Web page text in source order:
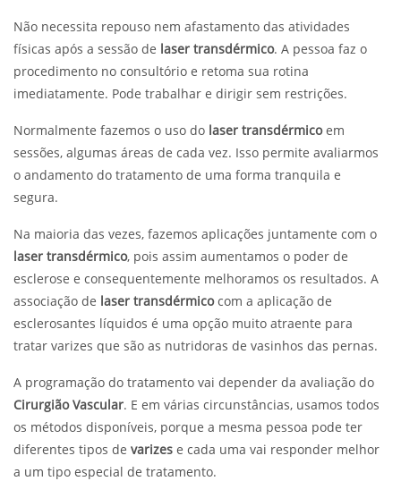
Não necessita repouso nem afastamento das atividades
físicas após a sessão de laser transdérmico. A pessoa faz o
procedimento no consultório e retoma sua rotina
imediatamente. Pode trabalhar e dirigir sem restrições.
Normalmente fazemos o uso do laser transdérmicoem
sessões, algumas áreas de cada vez. Isso permite avaliarmos
o andamento do tratamento de uma forma tranquila e
segura.
Na maioria das vezes, fazemos aplicações juntamente com o
laser transdérmico, pois assim aumentamos o poder de
esclerose e consequentemente melhoramos os resultados. A
associação de laser transdérmicocom a aplicação de
esclerosantes líquidos é uma opção muito atraente para
tratar varizes que são as nutridoras de vasinhos das pernas.
A programação do tratamento vai depender da avaliação do
Cirurgião Vascular. E em várias circunstâncias, usamos todos
os métodos disponíveis, porque a mesma pessoa pode ter
diferentes tipos de varizes e cada uma vai responder melhor
a um tipo especial de tratamento.